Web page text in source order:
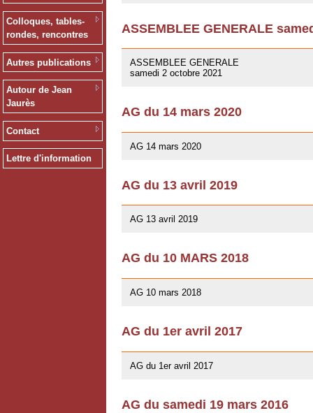
Colloques, tables-
rondes, rencontres
Autres publications
Autour de Jean
Jaurès
Contact
Lettre d'information
ASSEMBLEE GENERALE
ASSEMBLEE GENERALE
samedi 2 octobre 2021
AG du 14 mars 2020
AG 14 mars 2020
AG du 13 avril 2019
AG 13 avril 2019
AG du 10 MARS 2018
AG 10 mars 2018
AG du 1er avril 2017
AG du 1er avril 2017
AG du samedi 19 mars 2016